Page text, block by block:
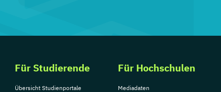
Für Studierende
Übersicht Studienportale
Für Hochschulen
Mediadaten